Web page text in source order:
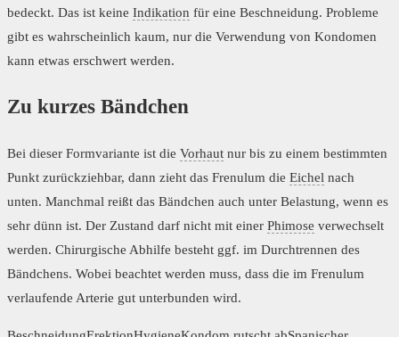
bedeckt. Das ist keine Indikation für eine Beschneidung. Probleme
gibt es wahrscheinlich kaum, nur die Verwendung von Kondomen
kann etwas erschwert werden.
Zu kurzes Bändchen
Bei dieser Formvariante ist die Vorhaut nur bis zu einem bestimmten
Punkt zurückziehbar, dann zieht das Frenulum die Eichel nach
unten. Manchmal reißt das Bändchen auch unter Belastung, wenn es
sehr dünn ist. Der Zustand darf nicht mit einer Phimose verwechselt
werden. Chirurgische Abhilfe besteht ggf. im Durchtrennen des
Bändchens. Wobei beachtet werden muss, dass die im Frenulum
verlaufende Arterie gut unterbunden wird.